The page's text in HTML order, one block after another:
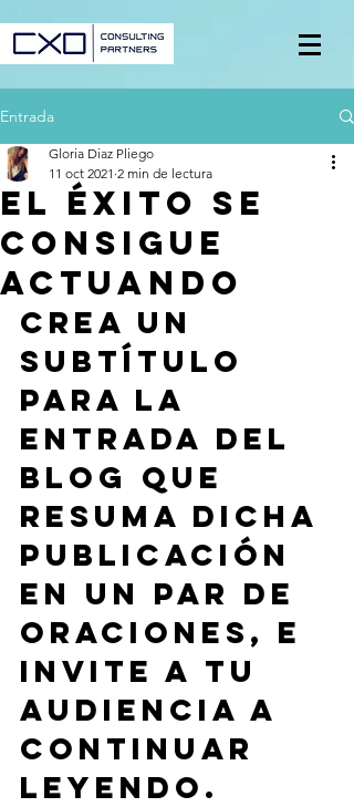
Entrada
El éxito se
consigue
actuando
Gloria Diaz Pliego
11 oct 2021 2 min de lectura
Crea un
subtítulo
para la
entrada del
blog que
resuma dicha
publicación
en un par de
oraciones, e
invite a tu
audiencia a
continuar
leyendo.